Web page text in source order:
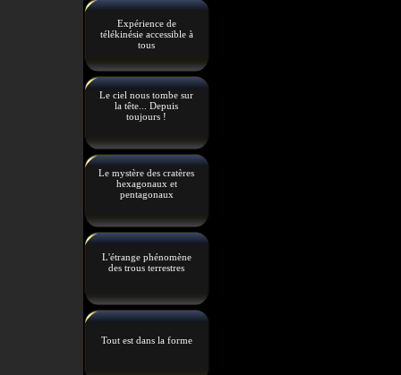
Expérience de
télékinésie accessible à
tous
Le ciel nous tombe sur
la tête... Depuis
toujours !
Le mystère des cratères
hexagonaux et
pentagonaux
L'étrange phénomène
des trous terrestres
Tout est dans la forme